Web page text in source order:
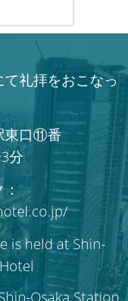
礼拝をおこなっ
東口⑪番
分
：
is held at Shin-
Osaka Station